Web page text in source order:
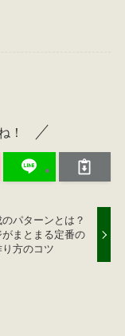
！
パターンとは？
がまとまる定番の
方のコツ